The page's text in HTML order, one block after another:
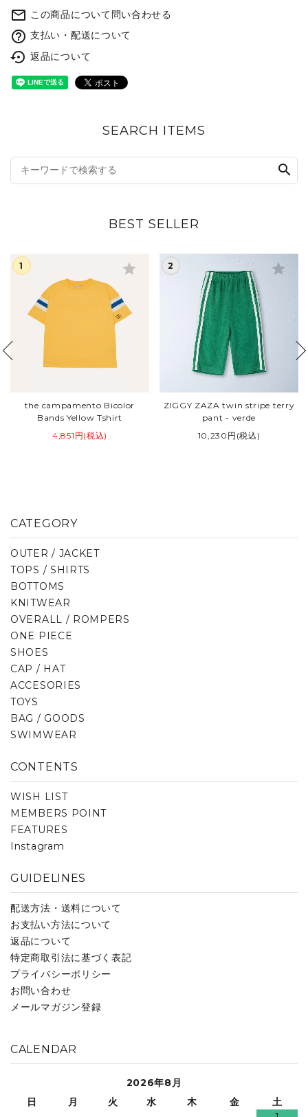
mail_outline この商品について問い合わせる
help_outline 支払い・配送について
settings_backup_restore 返品について
SEARCH ITEMS
search
BEST SELLER
the campamento Bicolor
Bands Yellow Tshirt
4,851円(税込)
star
ZIGGY ZAZA twin stripe terry
pant - verde
10,230円(税込)
star
CATEGORY
OUTER / JACKET
TOPS / SHIRTS
BOTTOMS
KNITWEAR
OVERALL / ROMPERS
ONE PIECE
SHOES
CAP / HAT
ACCESORIES
TOYS
BAG / GOODS
SWIMWEAR
CONTENTS
WISH LIST
MEMBERS POINT
FEATURES
Instagram
GUIDELINES
配送方法・送料について
お支払い方法について
返品について
特定商取引法に基づく表記
プライバシーポリシー
お問い合わせ
メールマガジン登録
CALENDAR
2026年8月
日
月 火 水 木 金
土